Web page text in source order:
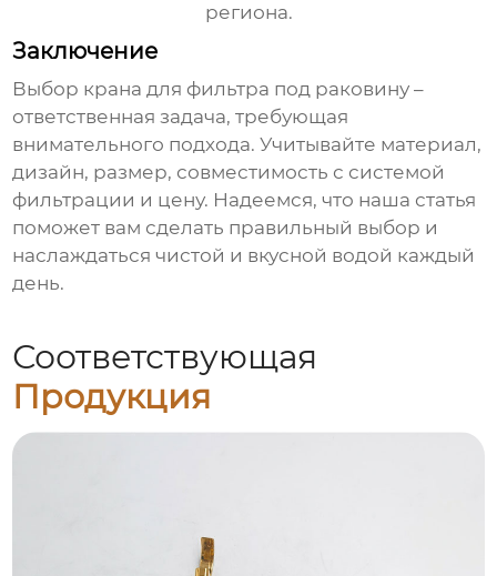
региона.
Заключение
Выбор крана для фильтра под раковину –
ответственная задача, требующая
внимательного подхода. Учитывайте материал,
дизайн, размер, совместимость с системой
фильтрации и цену. Надеемся, что наша статья
поможет вам сделать правильный выбор и
наслаждаться чистой и вкусной водой каждый
день.
Соответствующая
Продукция